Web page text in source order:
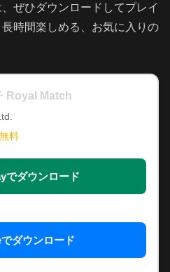
ぜひダウンロードしてプレイ
時間楽しめる、お気に入りの
Royal Match
料
でダウンロード
ダウンロード